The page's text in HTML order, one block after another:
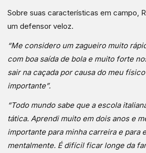
Sobre suas características em campo,
um defensor veloz.
“Me considero um zagueiro muito
com boa saída de bola e muito forte
sair na caçada por causa do meu
importante”.
“Todo mundo sabe que a escola
tática. Aprendi muito em dois anos e
importante para minha carreira e para
mentalmente. É difícil ficar longe da